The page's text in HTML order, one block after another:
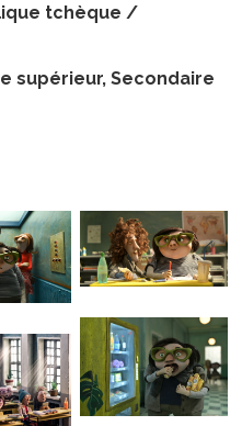
tchèque /
supérieur, Secondaire